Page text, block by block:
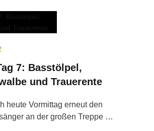
7: Basstölpel,
und Trauerente
heute Vormittag erneut den
an der großen Treppe …